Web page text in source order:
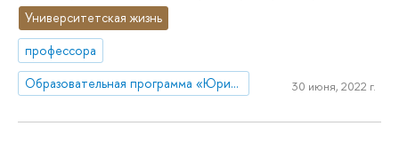
Университетская жизнь
профессора
Образовательная программа «Юриспруденция»
30 июня, 2022 г.